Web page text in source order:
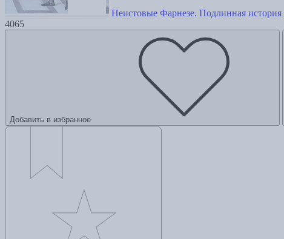
Неистовые Фарнезе. Подлинная
4065
Добавить в избранное